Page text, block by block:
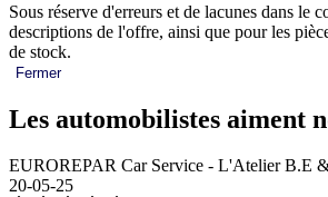
Sous réserve d'erreurs et de lacunes dans le
descriptions de l'offre, ainsi que pour les
de stock.
Fermer
Les automobilistes aiment
EUROREPAR Car Service - L'Atelier B.E
20-05-25